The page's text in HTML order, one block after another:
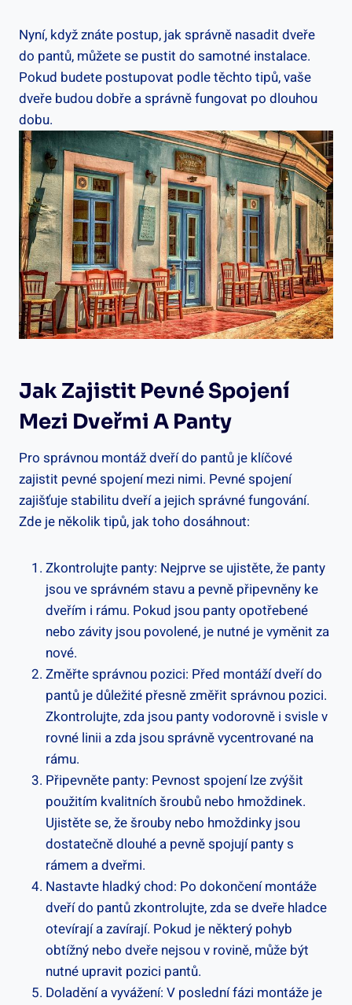
Nyní, když znáte postup, jak správně nasadit dveře
do pantů, můžete se pustit do samotné instalace.
Pokud budete postupovat podle těchto tipů, vaše
dveře budou dobře a správně fungovat po dlouhou
dobu.
Jak Zajistit Pevné Spojení
Mezi Dveřmi A Panty
Pro správnou montáž dveří do pantů je klíčové
zajistit pevné spojení mezi nimi. Pevné spojení
zajišťuje stabilitu dveří a jejich správné fungování.
Zde je několik tipů, jak toho dosáhnout:
Zkontrolujte panty: Nejprve se ujistěte, že panty
jsou ve správném stavu a pevně připevněny ke
dveřím i rámu. Pokud jsou panty opotřebené
nebo závity jsou povolené, je nutné je vyměnit za
nové.
Změřte správnou pozici: Před montáží dveří do
pantů je důležité přesně změřit správnou pozici.
Zkontrolujte, zda jsou panty vodorovně i svisle v
rovné linii a zda jsou správně vycentrované na
rámu.
Připevněte panty: Pevnost spojení lze zvýšit
použitím kvalitních šroubů nebo hmoždinek.
Ujistěte se, že šrouby nebo hmoždinky jsou
dostatečně dlouhé a pevně spojují panty s
rámem a dveřmi.
Nastavte hladký chod: Po dokončení montáže
dveří do pantů zkontrolujte, zda se dveře hladce
otevírají a zavírají. Pokud je některý pohyb
obtížný nebo dveře nejsou v rovině, může být
nutné upravit pozici pantů.
Doladění a vyvážení: V poslední fázi montáže je